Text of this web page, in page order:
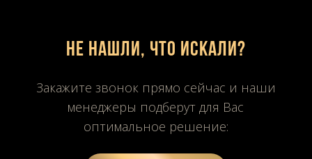
Не нашли, что искали?
Закажите звонок прямо сейчас и наши
менеджеры подберут для Вас
оптимальное решение: